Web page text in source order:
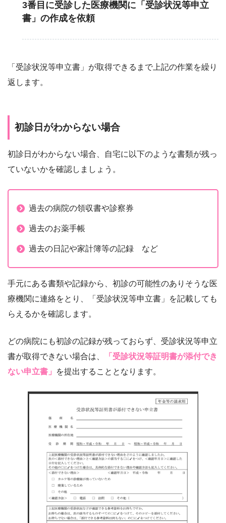
3番目に受診した医療機関に「受診状況等申立
書」の作成を依頼
「受診状況等申立書」が取得できるまで上記の作業を繰り
返します。
初診日がわからない場合
初診日がわからない場合、自宅に以下のような書類が残っ
ていないかを確認しましょう。
過去の病院の領収書や診察券
過去のお薬手帳
過去の日記や家計簿等の記録 など
手元にある書類や記録から、初診の可能性のありそうな医
療機関に連絡をとり、「受診状況等申立書」を記載しても
らえるかを確認します。
どの病院にも初診の記録が残っておらず、受診状況等申立
書が取得できない場合は、
「受診状況等証明書が添付でき
ない申立書」
を提出することとなります。